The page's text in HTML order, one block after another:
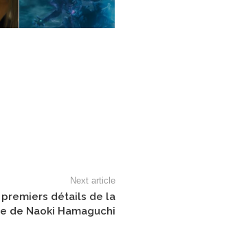
Next article
premiers détails de la
de Naoki Hamaguchi